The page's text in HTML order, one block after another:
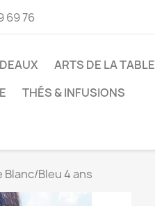
69 76
ARTS DE LA TABLE
THÉS & INFUSIONS
Blanc/Bleu 4 ans